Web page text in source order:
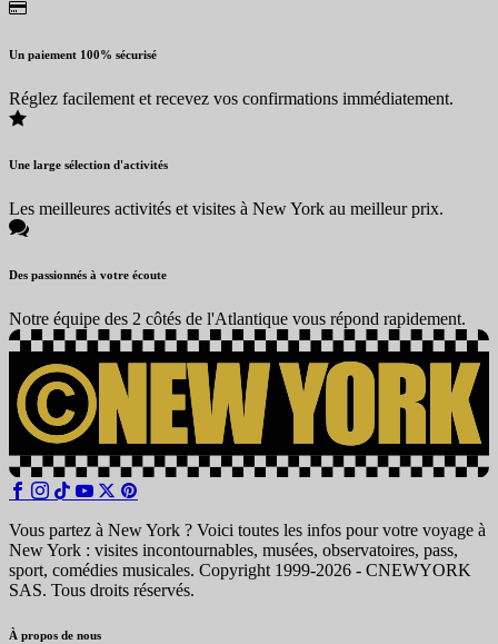
Un paiement 100% sécurisé
Réglez facilement et recevez vos confirmations immédiatement.
Une large sélection d'activités
Les meilleures activités et visites à New York au meilleur prix.
Des passionnés à votre écoute
Notre équipe des 2 côtés de l'Atlantique vous répond rapidement.
Vous partez à New York ? Voici toutes les infos pour votre voyage à
New York : visites incontournables, musées, observatoires, pass,
sport, comédies musicales. Copyright 1999-2026 - CNEWYORK
SAS. Tous droits réservés.
À propos de nous